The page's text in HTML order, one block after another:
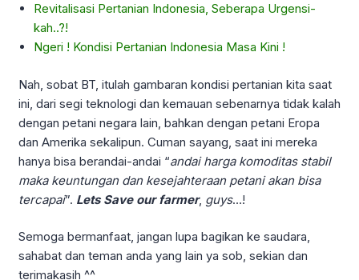
Revitalisasi Pertanian Indonesia, Seberapa Urgensi-
kah..?!
Ngeri ! Kondisi Pertanian Indonesia Masa Kini !
Nah, sobat BT, itulah gambaran kondisi pertanian kita saat
ini, dari segi teknologi dan kemauan sebenarnya tidak kalah
dengan petani negara lain, bahkan dengan petani Eropa
dan Amerika sekalipun. Cuman sayang, saat ini mereka
hanya bisa berandai-andai “andai harga komoditas stabil
maka keuntungan dan kesejahteraan petani akan bisa
tercapai”. Lets Save our farmer, guys…!
Semoga bermanfaat, jangan lupa bagikan ke saudara,
sahabat dan teman anda yang lain ya sob, sekian dan
terimakasih ^^